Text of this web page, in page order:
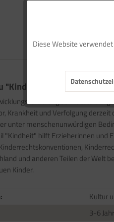
"Kindheit"
sowie
Krankheit und Verfolgung
unter menschenunwürdigen
"Kindheit" hilft Erzieherinnen und
und anderen Teilen der Welt
Kinder.
Kultur
3-6
Service
Diese Website